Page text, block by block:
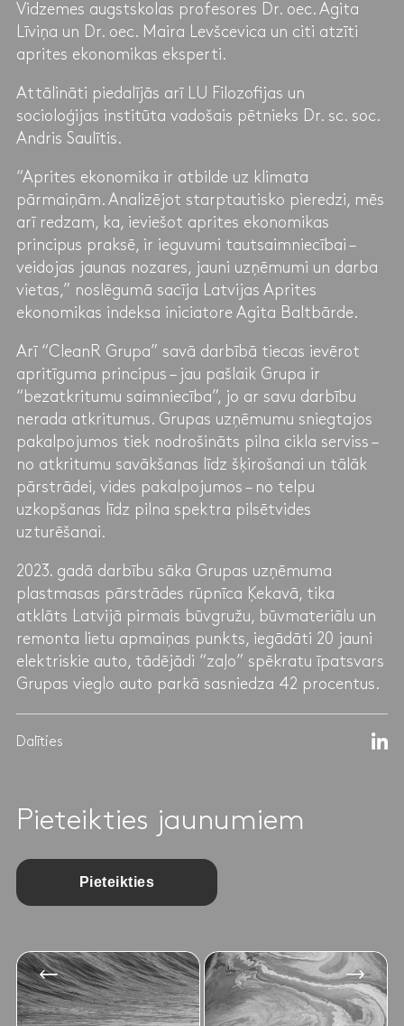
Vidzemes augstskolas profesores Dr. oec. Agita
Līviņa un Dr. oec. Maira Levšcevica un citi atzīti
aprites ekonomikas eksperti.
Attālināti piedalījās arī LU Filozofijas un
socioloģijas institūta vadošais pētnieks Dr. sc. soc.
Andris Saulītis.
“Aprites ekonomika ir atbilde uz klimata
pārmaiņām. Analizējot starptautisko pieredzi, mēs
arī redzam, ka, ieviešot aprites ekonomikas
principus praksē, ir ieguvumi tautsaimniecībai –
veidojas jaunas nozares, jauni uzņēmumi un darba
vietas,” noslēgumā sacīja Latvijas Aprites
ekonomikas indeksa iniciatore Agita Baltbārde.
Arī “CleanR Grupa” savā darbībā tiecas ievērot
apritīguma principus – jau pašlaik Grupa ir
“bezatkritumu saimniecība”, jo ar savu darbību
nerada atkritumus. Grupas uzņēmumu sniegtajos
pakalpojumos tiek nodrošināts pilna cikla serviss –
no atkritumu savākšanas līdz šķirošanai un tālāk
pārstrādei, vides pakalpojumos – no telpu
uzkopšanas līdz pilna spektra pilsētvides
uzturēšanai.
2023. gadā darbību sāka Grupas uzņēmuma
plastmasas pārstrādes rūpnīca Ķekavā, tika
atklāts Latvijā pirmais būvgružu, būvmateriālu un
remonta lietu apmaiņas punkts, iegādāti 20 jauni
elektriskie auto, tādējādi “zaļo” spēkratu īpatsvars
Grupas vieglo auto parkā sasniedza 42 procentus.
Dalīties
Pieteikties jaunumiem
Pieteikties